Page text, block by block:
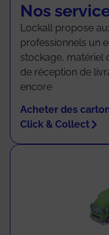
Nos
Lockall propose
professionnels un
stockage, matériel
de réception de
encore
Acheter des
Click & Collect